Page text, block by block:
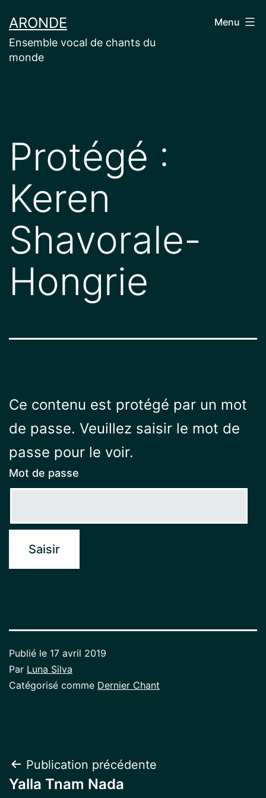
au
contenu
ARONDE
Ensemble vocal de chants du
monde
Menu
Protégé :
Keren
Shavorale-
Hongrie
Ce contenu est protégé par un mot
de passe. Veuillez saisir le mot de
passe pour le voir.
Mot de passe
Publié le 17 avril 2019
Par Luna Silva
Catégorisé comme Dernier Chant
Navigation
Publication précédente
Yalla Tnam Nada